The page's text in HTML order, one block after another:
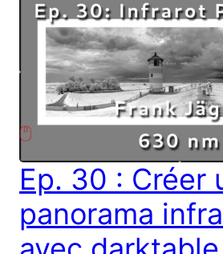
Ep. 30 : Créer
panorama